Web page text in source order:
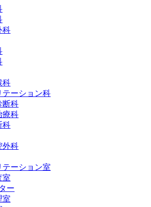
科
科
テーション科
断科
療科
科
外科
テーション室
室
ー
室